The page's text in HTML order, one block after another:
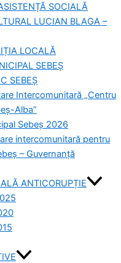
SOCIALĂ
LUCIAN BLAGA –
LOCALĂ
SEBEȘ
SEBEȘ
Intercomunitară „Centru
Alba”
Sebeș 2026
intercomunitară pentru
– Guvernanță
ANTICORUPȚIE